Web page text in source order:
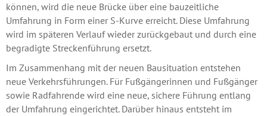
können, wird die neue Brücke über eine bauzeitliche
Umfahrung in Form einer S-Kurve erreicht. Diese Umfahrung
wird im späteren Verlauf wieder zurückgebaut und durch eine
begradigte Streckenführung ersetzt.
Im Zusammenhang mit der neuen Bausituation entstehen
neue Verkehrsführungen. Für Fußgängerinnen und Fußgänger
sowie Radfahrende wird eine neue, sichere Führung entlang
der Umfahrung eingerichtet. Darüber hinaus entsteht im